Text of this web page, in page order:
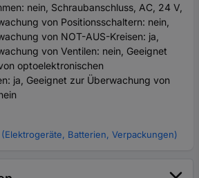
nein, Schraubanschluss, AC, 24 V,
von Positionsschaltern: nein,
von NOT-AUS-Kreisen: ja,
von Ventilen: nein, Geeignet
optoelektronischen
ja, Geeignet zur Überwachung von
Batterien, Verpackungen)